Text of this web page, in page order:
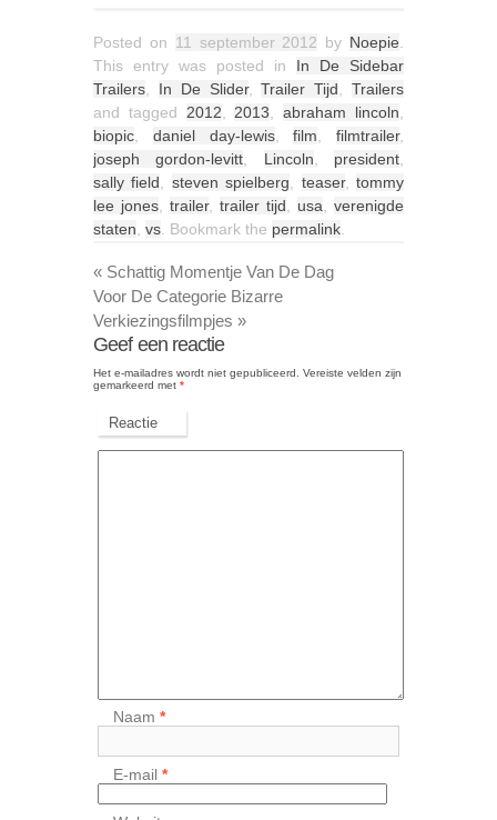
Posted on 11 september 2012 by Noepie
This entry was posted in In De Sidebar
Trailers
In De Slider,Trailer Tijd ,Trailers
and tagged 2012 2013 ,abraham lincoln
biopic
daniel day-lewis,film filmtrailer,
joseph gordon-levitt
Lincoln president
sally field
steven spielberg teaser,tommy
lee jones
trailer, trailer tijd usa
verenigde
staten vs . Bookmark the permalink
« Schattig Momentje Van De Dag
Voor De Categorie Bizarre
Verkiezingsfilmpjes »
Geef een reactie
Het e-mailadres wordt niet gepubliceerd.
Vereiste velden zijn
gemarkeerd met *
Reactie
Naam*
E-mail*